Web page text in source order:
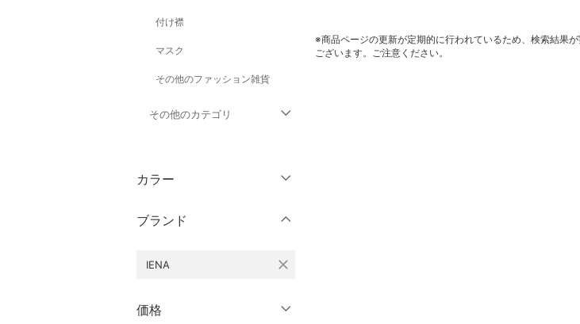
付け襟
マスク
その他のファッション雑貨
その他のカテゴリ
パンツ
オールインワン・オーバ
バッグ
カラー
ブランド
IENA close
価格
※商品ページの更新が定期的に行われているため、検索結果
ございます。ご注意ください。